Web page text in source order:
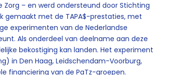
– en werd ondersteund door Stichting
gemaakt met de TAPA$-prestaties, met
experimenten van de Nederlandse
Als onderdeel van deelname aan deze
bekostiging kan landen. Het experiment
in Den Haag, Leidschendam-Voorburg,
financiering van de PaTz-groepen.